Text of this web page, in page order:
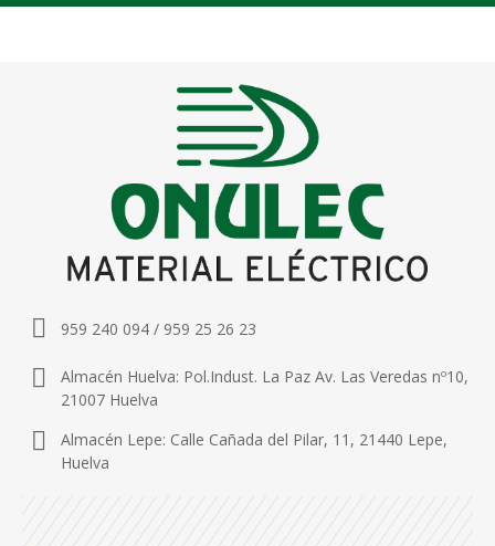
959 240 094 / 959 25 26 23
Almacén Huelva: Pol.Indust. La Paz Av. Las Veredas nº10,
21007 Huelva
Almacén Lepe: Calle Cañada del Pilar, 11, 21440 Lepe,
Huelva